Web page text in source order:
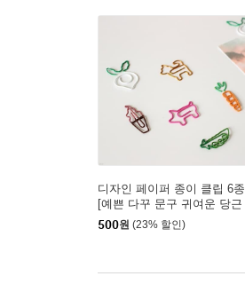
디자인 페이퍼 종이 클립 6종
[예쁜 다꾸 문구 귀여운 당근
강아지 모양클립 집게]
500원 (23% 할인)